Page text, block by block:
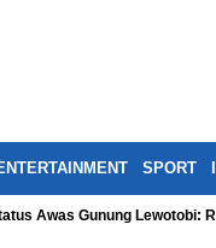
SPORT
Awas Gunung Lewotobi: